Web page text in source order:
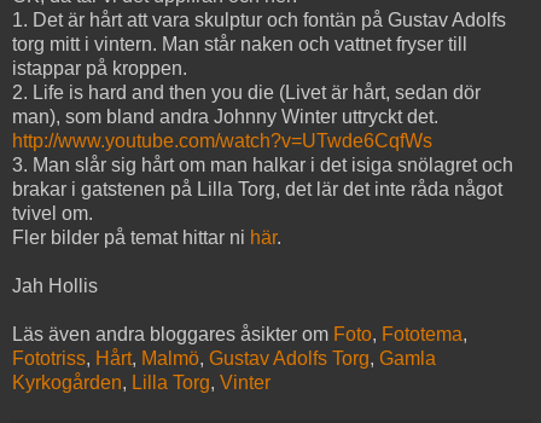
1. Det är hårt att vara skulptur och fontän på Gustav Adolfs
torg mitt i vintern. Man står naken och vattnet fryser till
istappar på kroppen.
2. Life is hard and then you die (Livet är hårt, sedan dör
man), som bland andra Johnny Winter uttryckt det.
http://www.youtube.com/watch?v=UTwde6CqfWs
3. Man slår sig hårt om man halkar i det isiga snölagret och
brakar i gatstenen på Lilla Torg, det lär det inte råda något
tvivel om.
Fler bilder på temat hittar ni här.
Jah Hollis
Läs även andra bloggares åsikter om Foto, Fototema,
Fototriss, Hårt, Malmö, Gustav Adolfs Torg, Gamla
Kyrkogården, Lilla Torg, Vinter